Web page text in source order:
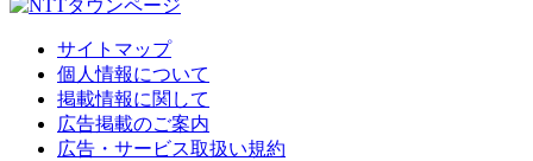
サイトマップ
個人情報について
掲載情報に関して
広告掲載のご案内
広告・サービス取扱い規約